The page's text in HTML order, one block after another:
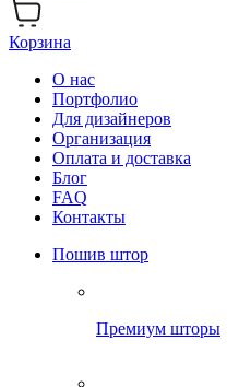
Корзина
О нас
Портфолио
Для дизайнеров
Организация
Оплата и доставка
Блог
FAQ
Контакты
Пошив штор
Премиум шторы